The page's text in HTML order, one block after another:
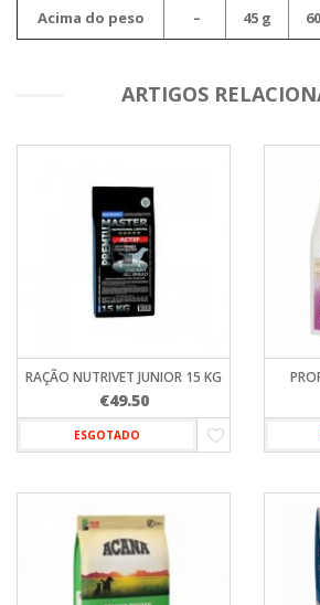
Acima do peso – 45 g
ARTIGOS
RAÇÃO NUTRIVET JUNIOR 15 KG
€49.50
ESGOTADO